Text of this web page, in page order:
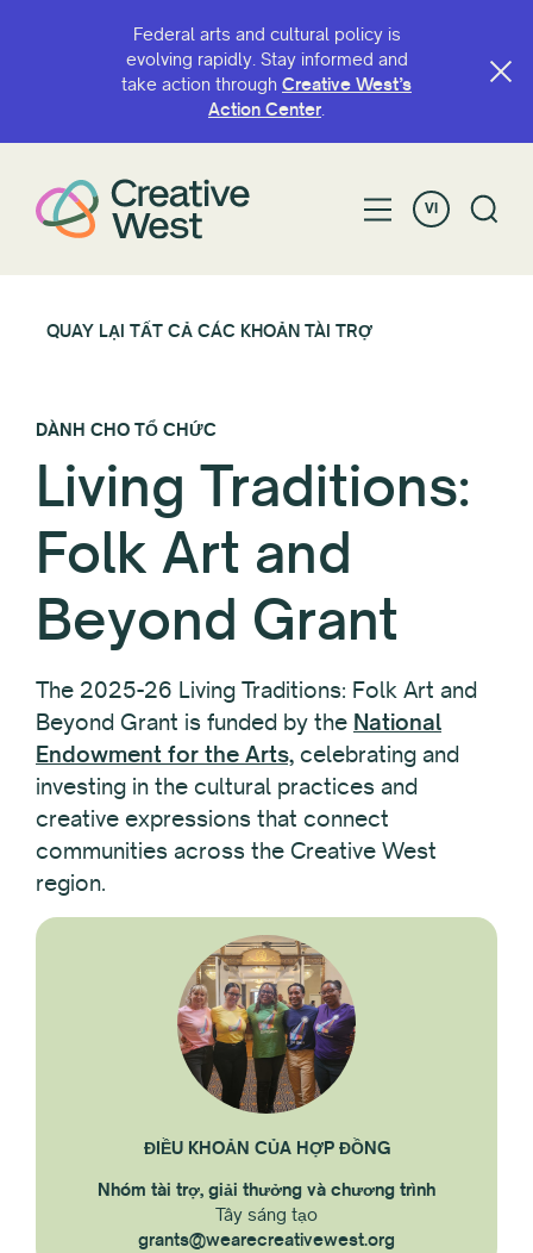
Federal arts and cultural policy is
evolving rapidly. Stay informed and
take action through Creative West’s
Action Center.
VI
QUAY LẠI TẤT CẢ CÁC KHOẢN TÀI TRỢ
DÀNH CHO TỔ CHỨC
Living Traditions:
Folk Art and
Beyond Grant
The 2025-26 Living Traditions: Folk Art and
Beyond Grant is funded by the National
Endowment for the Arts, celebrating and
investing in the cultural practices and
creative expressions that connect
communities across the Creative West
region.
ĐIỀU KHOẢN CỦA HỢP ĐỒNG
Nhóm tài trợ, giải thưởng và chương trình
Tây sáng tạo
grants@wearecreativewest.org